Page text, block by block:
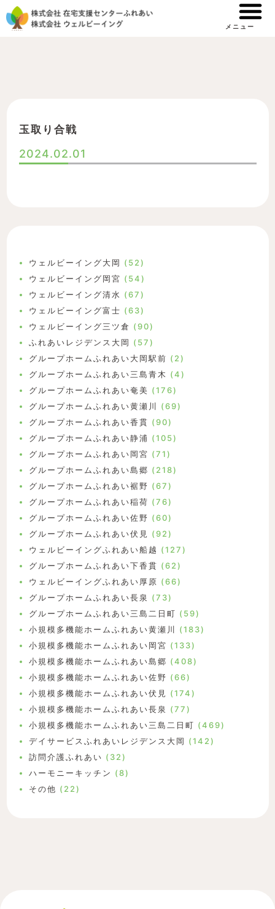
容
メニュー
玉取り合戦
2024.02.01
ウェルビーイング大岡 (52)
ウェルビーイング岡宮 (54)
ウェルビーイング清水 (67)
ウェルビーイング富士 (63)
ウェルビーイング三ツ倉 (90)
ふれあいレジデンス大岡 (57)
グループホームふれあい大岡駅前 (2)
グループホームふれあい三島青木 (4)
グループホームふれあい奄美 (176)
グループホームふれあい黄瀬川
(69)
グループホームふれあい香貫 (90)
グループホームふれあい静浦 (105)
グループホームふれあい岡宮 (71)
グループホームふれあい島郷 (218)
グループホームふれあい裾野 (67)
グループホームふれあい稲荷 (76)
グループホームふれあい佐野 (60)
グループホームふれあい伏見
(92)
ウェルビーイングふれあい船越 (127)
グループホームふれあい下香貫 (62)
ウェルビーイングふれあい厚原 (66)
グループホームふれあい長泉 (73)
グループホームふれあい三島二日町 (59)
小規模多機能ホームふれあい黄瀬川
(183)
小規模多機能ホームふれあい岡宮 (133)
小規模多機能ホームふれあい島郷 (408)
小規模多機能ホームふれあい佐野 (66)
小規模多機能ホームふれあい伏見
(174)
小規模多機能ホームふれあい長泉 (77)
小規模多機能ホームふれあい三島二日町 (469)
デイサービスふれあいレジデンス大岡 (142)
訪問介護ふれあい (32)
ハーモニーキッチン (8)
その他 (22)